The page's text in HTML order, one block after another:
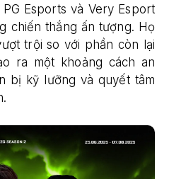
Esports và Very Esport
chiến thắng ấn tượng. Họ
trội so với phần còn lại
ra một khoảng cách an
bị kỹ lưỡng và quyết tâm